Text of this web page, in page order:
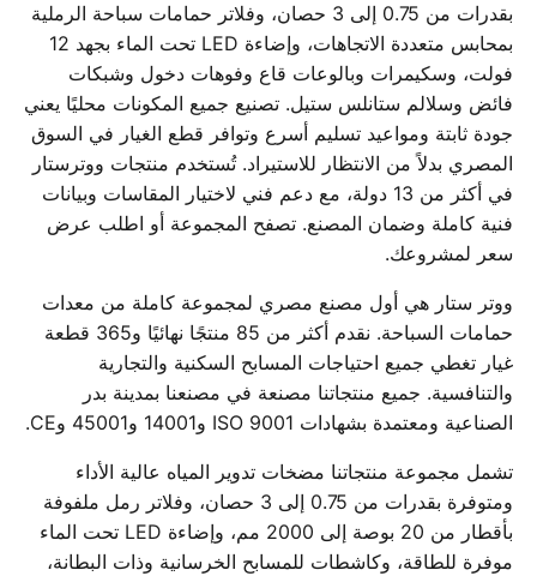
بقدرات من 0.75 إلى 3 حصان، وفلاتر حمامات سباحة الرملية
بمحابس متعددة الاتجاهات، وإضاءة LED تحت الماء بجهد 12
فولت، وسكيمرات وبالوعات قاع وفوهات دخول وشبكات
فائض وسلالم ستانلس ستيل. تصنيع جميع المكونات محليًا يعني
جودة ثابتة ومواعيد تسليم أسرع وتوافر قطع الغيار في السوق
المصري بدلاً من الانتظار للاستيراد. تُستخدم منتجات ووترستار
في أكثر من 13 دولة، مع دعم فني لاختيار المقاسات وبيانات
فنية كاملة وضمان المصنع. تصفح المجموعة أو اطلب عرض
سعر لمشروعك.
ووتر ستار هي أول مصنع مصري لمجموعة كاملة من معدات
حمامات السباحة. نقدم أكثر من 85 منتجًا نهائيًا و365 قطعة
غيار تغطي جميع احتياجات المسابح السكنية والتجارية
والتنافسية. جميع منتجاتنا مصنعة في مصنعنا بمدينة بدر
الصناعية ومعتمدة بشهادات ISO 9001 و14001 و45001 وCE.
تشمل مجموعة منتجاتنا مضخات تدوير المياه عالية الأداء
ومتوفرة بقدرات من 0.75 إلى 3 حصان، وفلاتر رمل ملفوفة
بأقطار من 20 بوصة إلى 2000 مم، وإضاءة LED تحت الماء
موفرة للطاقة، وكاشطات للمسابح الخرسانية وذات البطانة،